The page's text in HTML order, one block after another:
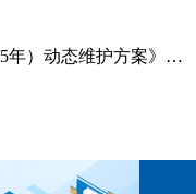
《丹巴县国土空间总体规划(2021-2035年）动态维护方案》意见征集